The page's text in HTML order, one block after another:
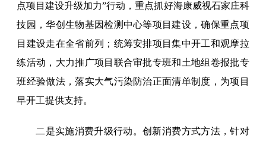
点项目建设升级加力”行动，重点抓好海康威视石家庄科
技园，华创生物基因检测中心等项目建设，确保重点项
目建设走在全省前列；统筹安排项目集中开工和观摩拉
练活动，大力推广项目联合审批专班和土地组卷报批专
班经验做法，落实大气污染防治正面清单制度，为项目
早开工提供支持。
二是实施消费升级行动。创新消费方式方法，针对